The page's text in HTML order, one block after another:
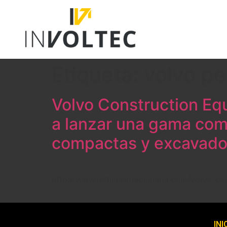
Volvo Construction
a lanzar una gama
compactas y